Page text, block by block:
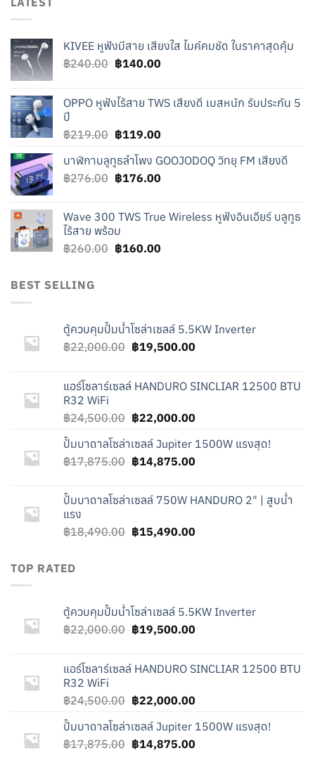
KIVEE หูฟังมีสาย เสียงใส ไมค์คมชัด ในราคาสุดคุ้ม
฿240.00 Original
฿240.00.
฿140.00Current
฿140.00.
OPPO หูฟังไร้สาย TWS เสียงดี เบสหนัก รับประกัน 5
ปี
฿219.00 Original
was:
฿219.00.
฿119.00Current
is:
฿119.00.
นาฬิกาบลูทูธลำโพง GOOJODOQ วิทยุ FM เสียงดี
฿276.00 Original
฿276.00.
฿176.00Current
฿176.00.
Wave 300 TWS True Wireless หูฟังอินเอียร์ บลูทูธ
ไร้สาย พร้อม
฿260.00 Original
฿160.00Current
BEST SELLING
ตู้ควบคุมปั๊มน้ำโซล่าเซลล์ 5.5KW Inverter
฿22,000.00 Original
฿22,000.00.
฿19,500.00Current
฿19,500.00.
แอร์โซลาร์เซลล์ HANDURO SINCLIAR 12500 BTU
R32 WiFi
฿24,500.00 Original
was:
฿24,500.00.
฿22,000.00Current
is:
฿22,000.00.
ปั๊มบาดาลโซล่าเซลล์ Jupiter 1500W แรงสุด!
฿17,875.00 Original
฿17,875.00.
฿14,875.00Current
฿14,875.00.
ปั๊มบาดาลโซล่าเซลล์ 750W HANDURO 2" | สูบน้ำ
แรง
฿18,490.00 Original
฿15,490.00Current
TOP RATED
ตู้ควบคุมปั๊มน้ำโซล่าเซลล์ 5.5KW Inverter
฿22,000.00 Original
฿22,000.00.
฿19,500.00Current
฿19,500.00.
แอร์โซลาร์เซลล์ HANDURO SINCLIAR 12500 BTU
R32 WiFi
฿24,500.00 Original
was:
฿24,500.00.
฿22,000.00Current
is:
฿22,000.00.
ปั๊มบาดาลโซล่าเซลล์ Jupiter 1500W แรงสุด!
฿17,875.00 Original
฿14,875.00Current